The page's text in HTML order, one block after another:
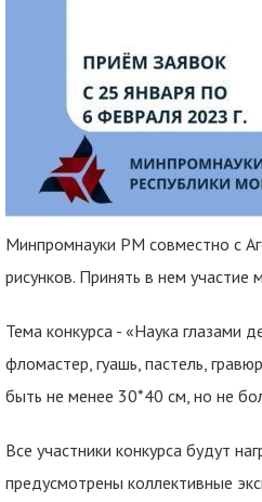
Минпромнауки РМ совместно с
рисунков. Принять в нем
Тема конкурса - «Наука глазами
фломастер, гуашь, пастель,
быть не менее 30*40 см, но не
Все участники конкурса будут
предусмотрены коллективные